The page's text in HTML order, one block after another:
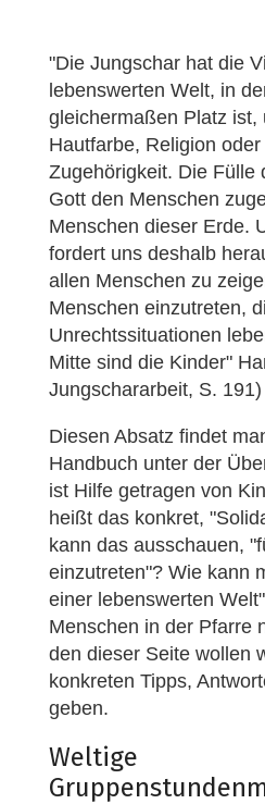
"Die Jungschar hat die
lebenswerten Welt, in
gleichermaßen Platz ist,
Hautfarbe, Religion
Zugehörigkeit. Die Fülle
Gott den Menschen
Menschen dieser Erde.
fordert uns deshalb
allen Menschen zu
Menschen einzutreten,
Unrechtssituationen
Mitte sind die Kinder"
Jungschararbeit, S. 191)
Diesen Absatz findet
Handbuch unter der
ist Hilfe getragen von
heißt das konkret,
kann das ausschauen,
einzutreten"? Wie kann
einer lebenswerten
Menschen in der Pfarre
den dieser Seite wollen
konkreten Tipps,
geben.
Weltige